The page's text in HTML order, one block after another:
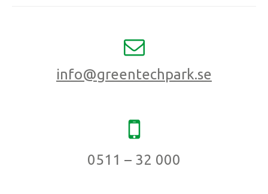
info@greentechpark.se
0511 – 32 000